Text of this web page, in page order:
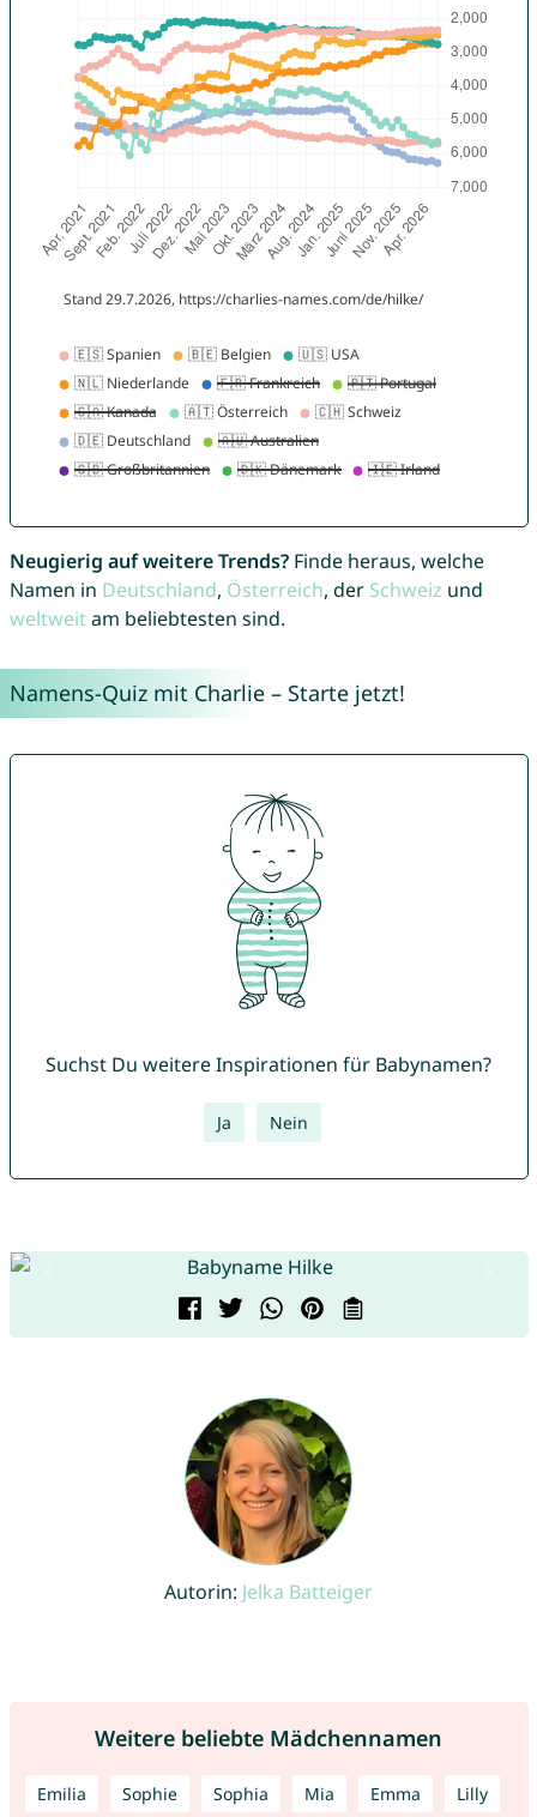
Neugierig auf weitere Trends?Finde heraus, welche
Namen in Deutschland, Österreich, der Schweiz und
weltweitam beliebtesten sind.
Namens-Quiz mit Charlie – Starte jetzt!
Suchst Du weitere Inspirationen für Babynamen?
Ja Nein
Autorin: Jelka Batteiger
Weitere beliebte Mädchennamen
Emilia Sophie Sophia Mia Emma Lilly